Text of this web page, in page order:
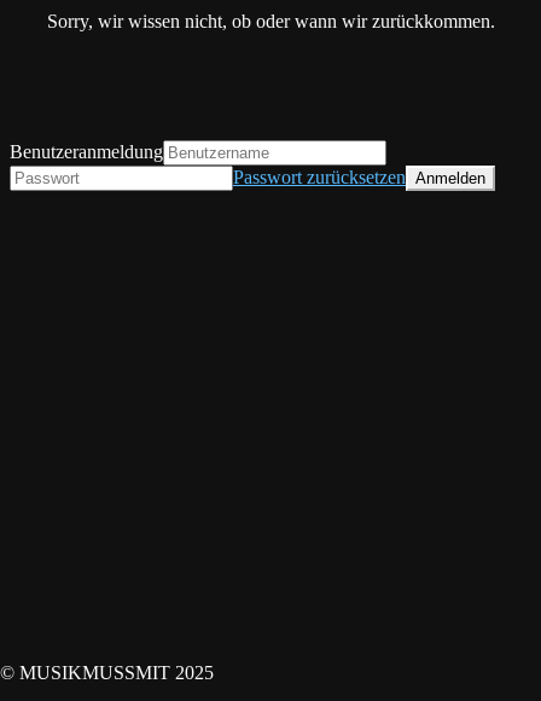
Sorry, wir wissen nicht, ob oder wann wir zurückkommen.
© MUSIKMUSSMIT 2025
Benutzeranmeldung
Passwort zurücksetzen